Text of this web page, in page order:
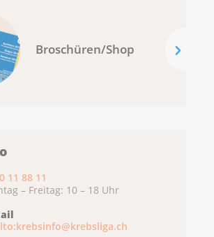
Broschüren/Shop
11 88 11
– Freitag: 10 – 18 Uhr